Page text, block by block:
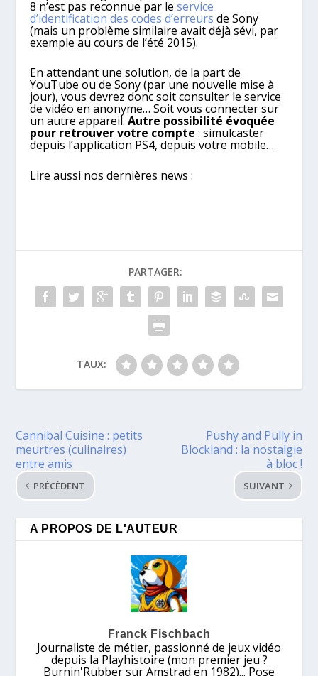
8 n’est pas reconnue par leservice
d’identification des codes d’erreurs de Sony
(mais un problème similaire avait déjà sévi, par
exemple au cours de l’été 2015).
En attendant une solution, de la part de
YouTube ou de Sony (par une nouvelle mise à
jour), vous devrez donc soit consulter le service
de vidéo en anonyme… Soit vous connecter sur
un autre appareil.Autre possibilité évoquée
pour retrouver votre compte : simulcaster
depuis l’application PS4, depuis votre mobile…
Lire aussi nos dernières news :
PARTAGER:
TAUX:
Cannibal Cuisine : petits
meurtres (culinaires)
entre amis
PRÉCÉDENT
Pushy and Pully in
Blockland : la nostalgie
à bloc !
SUIVANT
A PROPOS DE L'AUTEUR
Franck Fischbach
Journaliste de métier, passionné de jeux vidéo
depuis la Playhistoire (mon premier jeu ?
Burnin'Rubber sur Amstrad en 1982)... Pose